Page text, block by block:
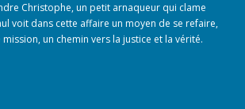
Christophe, un petit arnaqueur qui clame
voit dans cette affaire un moyen de se refaire,
un chemin vers la justice et la vérité.